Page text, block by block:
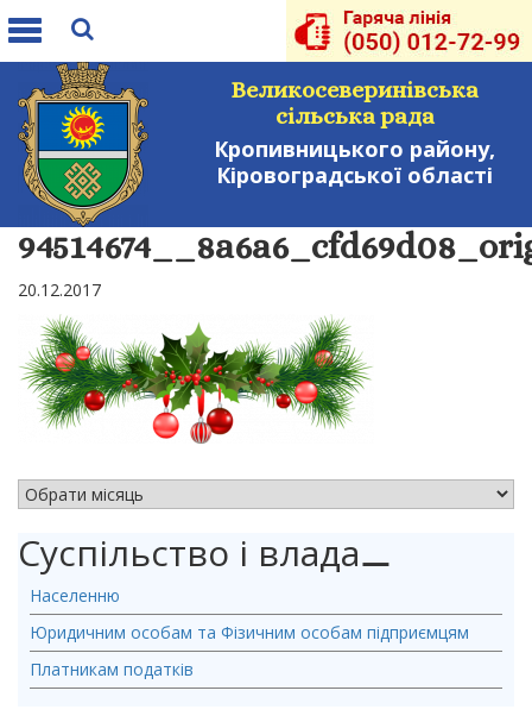
Toggle
Великосеверинівська
сільська рада
Кропивницького району,
Кіровоградської області
20.12.2017
Суспільство і влада⚊
Населенню
Юридичним особам та Фізичним особам підприємцям
Платникам податків